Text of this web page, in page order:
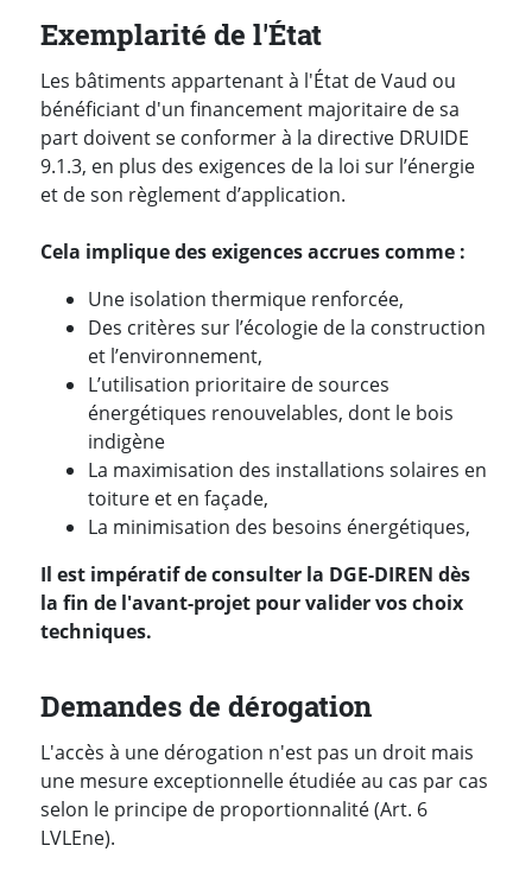
Exemplarité de l'État
Les bâtiments appartenant à l'État de Vaud ou
bénéficiant d'un financement majoritaire de sa
part doivent se conformer à la directive DRUIDE
9.1.3, en plus des exigences de la loi sur l’énergie
et de son règlement d’application.
Cela implique des exigences accrues comme :
Une isolation thermique renforcée,
Des critères sur l’écologie de la construction
et l’environnement,
L’utilisation prioritaire de sources
énergétiques renouvelables, dont le bois
indigène
La maximisation des installations solaires en
toiture et en façade,
La minimisation des besoins énergétiques,
Il est impératif de consulter la DGE-DIREN dès
la fin de l'avant-projet pour valider vos choix
techniques.
Demandes de dérogation
L'accès à une dérogation n'est pas un droit mais
une mesure exceptionnelle étudiée au cas par cas
selon le principe de proportionnalité (Art. 6
LVLEne).